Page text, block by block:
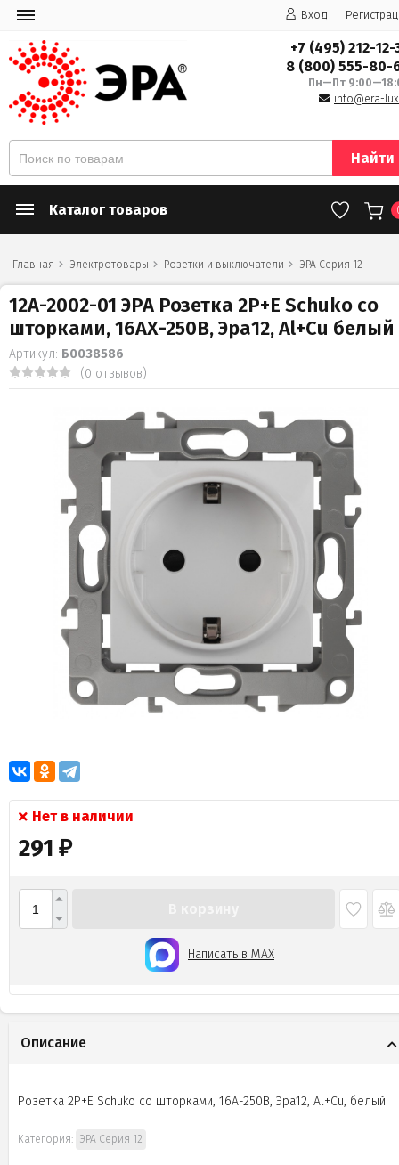
Вход
+7 (495) 212-12-
8 (800) 555-80-
Пн—Пт
info@era-
Найти
Каталог товаров
Главная Электротовары Розетки и выключатели ЭРА Серия 12
12А-2002-01 ЭРА Розетка 2P+E Schuko со
шторками, 16АХ-250В, Эра12, Al+Cu белый
Артикул: Б0038586
(0 отзывов)
Нет в наличии
291 ₽
Написать в MAX
Описание
Розетка 2P+E Schuko со шторками, 16А-250В, Эра12, Al+Cu, белый
Категория: ЭРА Серия 12